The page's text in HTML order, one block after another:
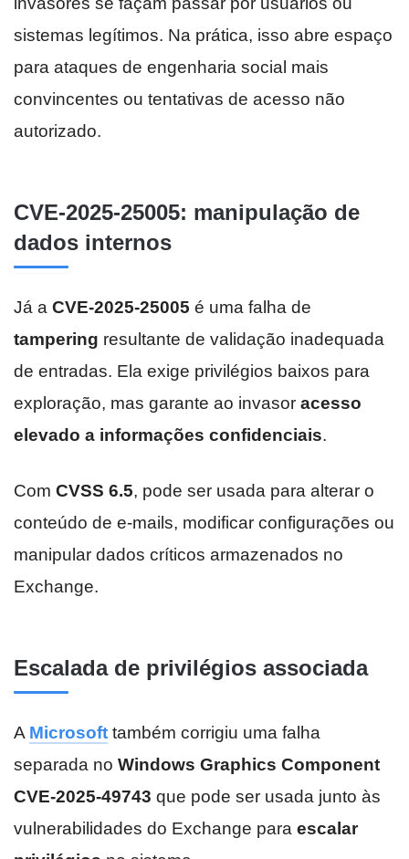
sistemas legítimos. Na prática, isso abre espaço
para ataques de engenharia social mais
convincentes ou tentativas de acesso não
autorizado.
CVE-2025-25005: manipulação de
dados internos
Já a CVE-2025-25005 é uma falha de
tampering resultante de validação inadequada
de entradas. Ela exige privilégios baixos para
exploração, mas garante ao invasor acesso
elevado a informações confidenciais.
Com CVSS 6.5, pode ser usada para alterar o
conteúdo de e-mails, modificar configurações ou
manipular dados críticos armazenados no
Exchange.
Escalada de privilégios associada
A Microsoft também corrigiu uma falha
separada no Windows Graphics Component
CVE-2025-49743 que pode ser usada junto às
vulnerabilidades do Exchange para escalar